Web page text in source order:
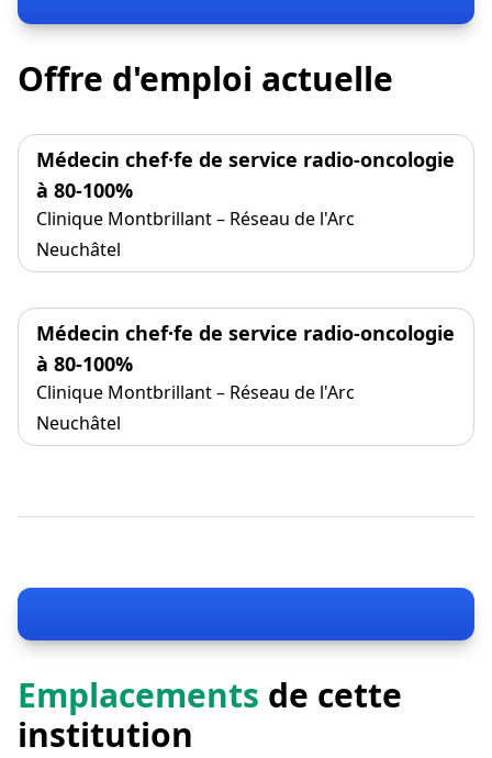
Offre d'emploi actuelle
Médecin chef·fe de service radio-oncologie
à 80-100%
Clinique Montbrillant – Réseau de l'Arc
Neuchâtel
Médecin chef·fe de service radio-oncologie
à 80-100%
Clinique Montbrillant – Réseau de l'Arc
Neuchâtel
Emplacements de cette
institution